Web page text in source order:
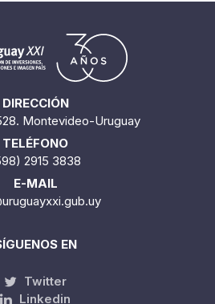
DIRECCIÓN
Montevideo-Uruguay
TELÉFONO
2915 3838
E-MAIL
EN
Twitter
Linkedin